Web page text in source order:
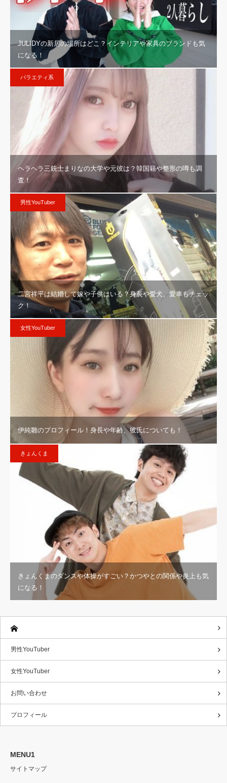
JULIDYの新居の場所はどこ？インテリアや家具のブランドも気
になる！
バラエティ系
ヘラヘラ三銃士まりなの大学や元彼は？韓国籍や整形の噂も調
査！
男性YouTuber
二宮祥平は結婚して嫁や子供はいる？身長や愛犬、愛車もチェッ
ク！
女性YouTuber
伊純雛のプロフィール！身長や年齢、彼氏についても！
きょんくま
きょんくまのダンスや体操がすごい？かつやとの関係や炎上も気
になる！
男性YouTuber
女性YouTuber
お問い合わせ
プロフィール
MENU1
サイトマップ